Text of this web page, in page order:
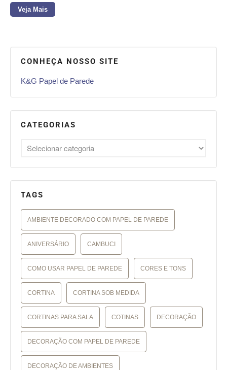
Veja Mais
CONHEÇA NOSSO SITE
K&G Papel de Parede
CATEGORIAS
TAGS
AMBIENTE DECORADO COM PAPEL DE PAREDE
ANIVERSÁRIO CAMBUCI
COMO USAR PAPEL DE PAREDE CORES E TONS
CORTINA CORTINA SOB MEDIDA
CORTINAS PARA SALA COTINAS DECORAÇÃO
DECORAÇÃO COM PAPEL DE PAREDE
DECORAÇÃO DE AMBIENTES